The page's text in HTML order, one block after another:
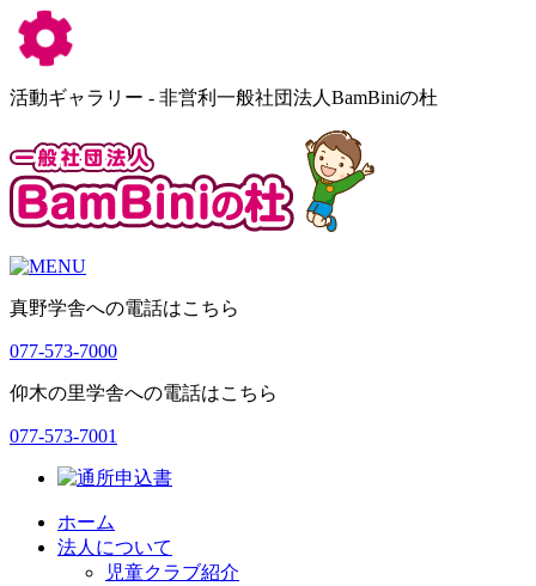
活動ギャラリー - 非営利一般社団法人BamBiniの杜
真野学舎への電話はこちら
077-573-7000
仰木の里学舎への電話はこちら
077-573-7001
ホーム
法人について
児童クラブ紹介